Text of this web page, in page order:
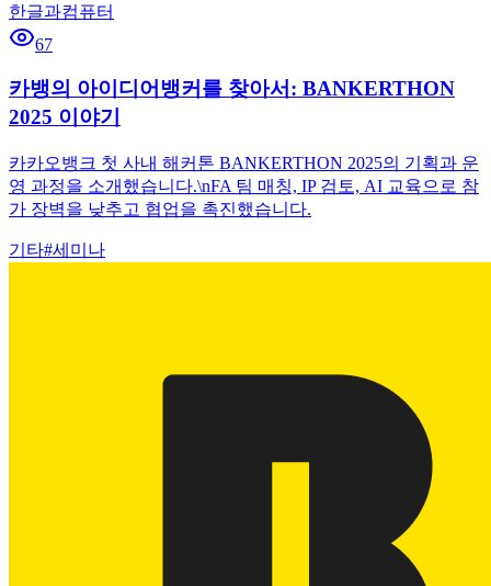
한글과컴퓨터
67
카뱅의 아이디어뱅커를 찾아서: BANKERTHON
2025 이야기
카카오뱅크 첫 사내 해커톤 BANKERTHON 2025의 기획과 운
영 과정을 소개했습니다.\nFA 팀 매칭, IP 검토, AI 교육으로 참
가 장벽을 낮추고 협업을 촉진했습니다.
기타#세미나